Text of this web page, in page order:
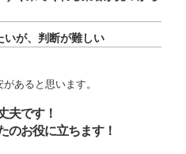
いが、判断が難しい
あると思います。
夫です！
のお役に立ちます！